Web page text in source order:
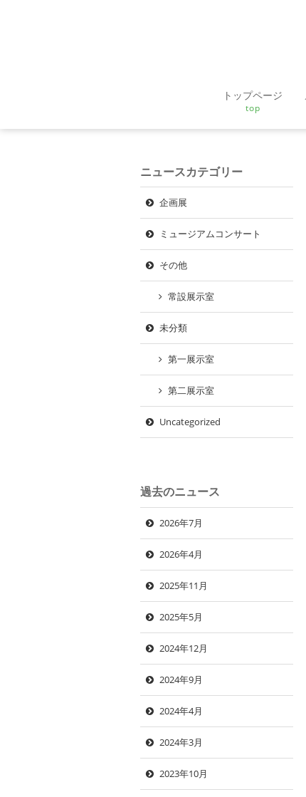
トップページ
top
ニュースカテゴリー
企画展
ミュージアムコンサート
その他
常設展示室
未分類
第一展示室
第二展示室
Uncategorized
過去のニュース
2026年7月
2026年4月
2025年11月
2025年5月
2024年12月
2024年9月
2024年4月
2024年3月
2023年10月